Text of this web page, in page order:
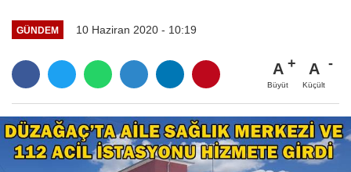
GÜNDEM 10 Haziran 2020 - 10:19
A
Büyüt
A
Küçült